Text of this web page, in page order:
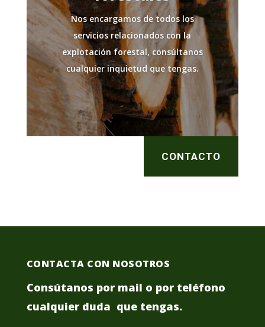
Nos encargamos de todos los
servicios relacionados con la
explotación forestal, consúltanos
cualquier inquietud que tengas.
CONTACTO
CONTACTA CON NOSOTROS
Consútanos por mail o por teléfono
cualquier duda que tengas.